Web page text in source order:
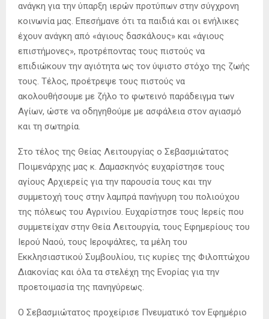
ανάγκη για την ύπαρξη ιερών προτύπων στην σύγχρονη
κοινωνία μας. Επεσήμανε ότι τα παιδιά και οι ενήλικες
έχουν ανάγκη από «άγιους δασκάλους» και «άγιους
επιστήμονες», προτρέποντας τους πιστούς να
επιδιώκουν την αγιότητα ως τον ύψιστο στόχο της ζωής
τους. Τέλος, προέτρεψε τους πιστούς να
ακολουθήσουμε με ζήλο το φωτεινό παράδειγμα των
Αγίων, ώστε να οδηγηθούμε με ασφάλεια στον αγιασμό
και τη σωτηρία.
Στο τέλος της Θείας Λειτουργίας ο Σεβασμιώτατος
Ποιμενάρχης μας κ. Δαμασκηνός ευχαρίστησε τους
αγίους Αρχιερείς για την παρουσία τους και την
συμμετοχή τους στην λαμπρά πανήγυρη του πολιούχου
της πόλεως του Αγρινίου. Ευχαρίστησε τους Ιερείς που
συμμετείχαν στην Θεία Λειτουργία, τους Εφημερίους του
Ιερού Ναού, τους Ιεροψάλτες, τα μέλη του
Εκκλησιαστικού Συμβουλίου, τις κυρίες της Φιλοπτώχου
Διακονίας και όλα τα στελέχη της Ενορίας για την
προετοιμασία της πανηγύρεως.
Ο Σεβασμιώτατος προχείρισε Πνευματικό τον Εφημέριο